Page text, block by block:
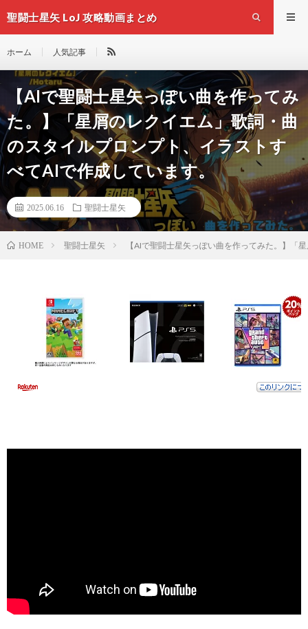
聖闘士星矢 LoJ 攻略動画まとめ
ホーム 人気記事
【AIで聖闘士星矢っぽい曲を作ってみ
た。】「星屑のレクイエム」歌詞・曲
のスタイルプロンプト、イラストす
べてAIで作成しています。
2025.06.16 聖闘士星矢
HOME 聖闘士星矢 【AIで聖闘士星矢っぽい曲を作ってみた。】「